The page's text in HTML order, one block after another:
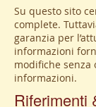
Su questo sito
complete.
garanzia per
informazioni
modifiche senza
informazioni.
Riferimenti